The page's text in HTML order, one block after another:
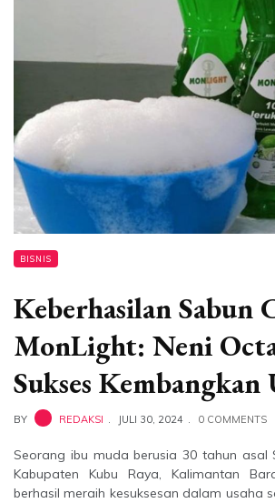
BISNIS
Keberhasilan Sabun
MonLight: Neni
Sukses Kembangkan
BY REDAKSI JULI 30, 2024 0 COMMENTS
Seorang ibu muda berusia 30 tahun asal
Kabupaten Kubu Raya, Kalimantan
berhasil meraih kesuksesan dalam usaha